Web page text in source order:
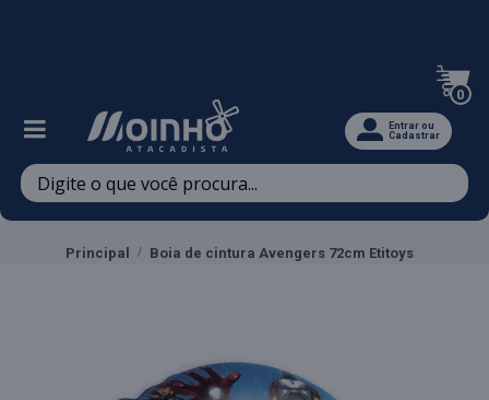
0
Entrar ou
Cadastrar
Principal Boia de cintura Avengers 72cm Etitoys